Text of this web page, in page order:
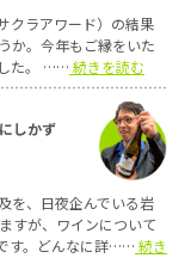
クラアワード）の結果
か。今年もご縁をいた
た。 …… 続きを読む
しかず
を、日夜企んでいる岩
すが、ワインについて
す。どんなに詳…… 続き